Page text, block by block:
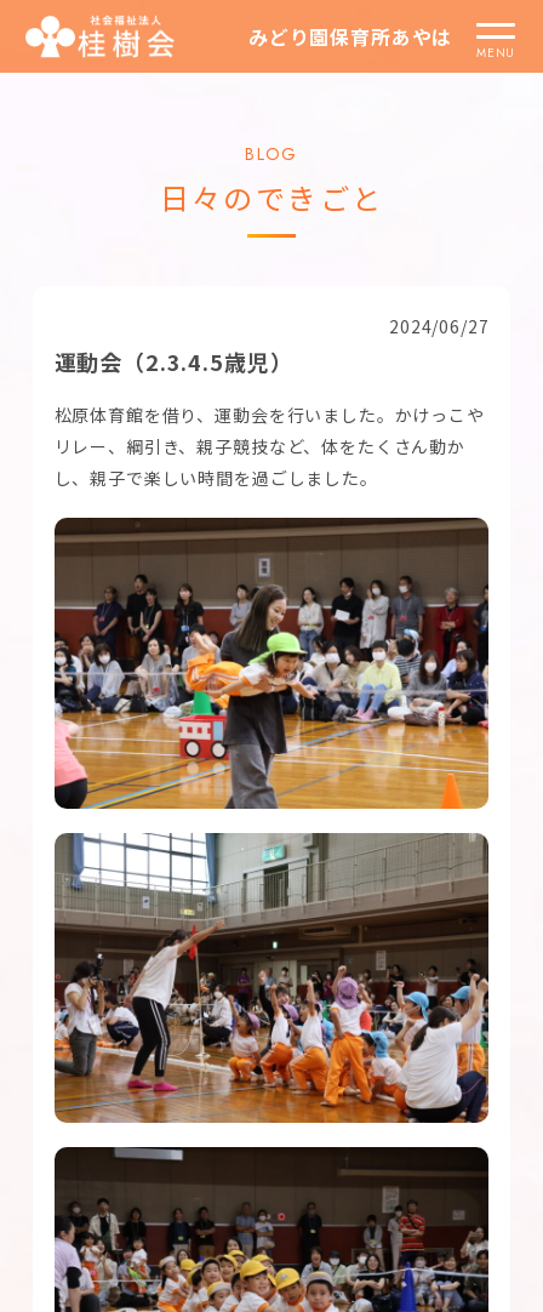
みどり園保育所あやは
BLOG
日々のできごと
2024/06/27
運動会（2.3.4.5歳児）
松原体育館を借り、運動会を行いました。かけっこや
リレー、綱引き、親子競技など、体をたくさん動か
し、親子で楽しい時間を過ごしました。